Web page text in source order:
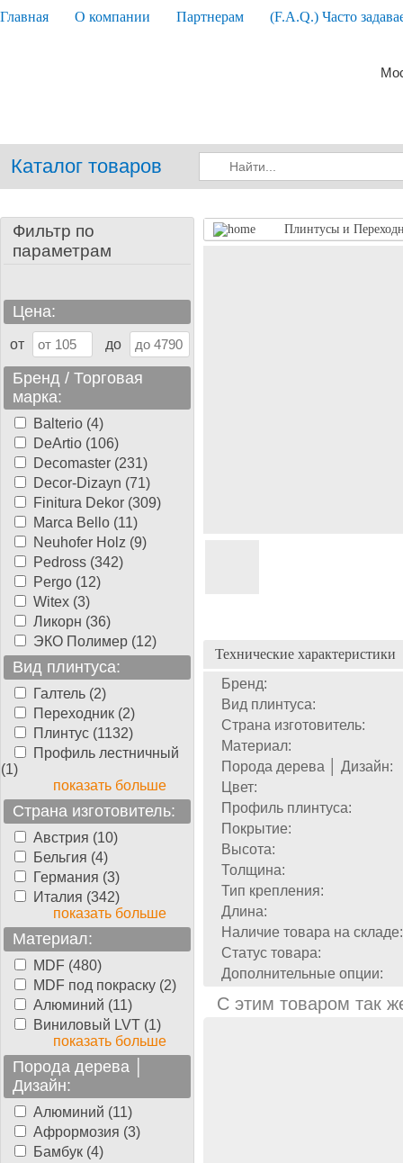
Главная О компании Партнерам (F.A.Q.) Часто
Каталог товаров
Фильтр по
параметрам
Цена:
от до
Бренд / Торговая
марка:
Balterio (4)
DeArtio (106)
Decomaster (231)
Decor-Dizayn (71)
Finitura Dekor (309)
Marca Bello (11)
Neuhofer Holz (9)
Pedross (342)
Pergo (12)
Witex (3)
Ликорн (36)
ЭКО Полимер (12)
Вид плинтуса:
Галтель (2)
Переходник (2)
Плинтус (1132)
Профиль лестничный
(1)
показать больше
Страна изготовитель:
Австрия (10)
Бельгия (4)
Германия (3)
Италия (342)
показать больше
Материал:
MDF (480)
MDF под покраску (2)
Алюминий (11)
Виниловый LVT (1)
показать больше
Порода дерева │
Дизайн:
Алюминий (11)
Афрормозия (3)
Бамбук (4)
Плинтусы и
Технические характеристики
Бренд:
Вид плинтуса:
Страна изготовитель:
Материал:
Порода дерева │ Дизайн:
Цвет:
Профиль плинтуса:
Покрытие:
Высота:
Толщина:
Тип крепления:
Длина:
Наличие товара на складе:
Статус товара:
Дополнительные опции:
С этим товаром так